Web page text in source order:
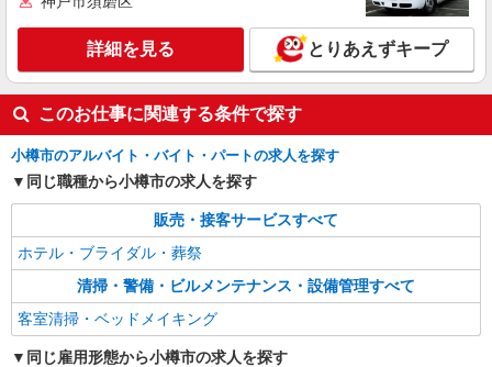
詳細を見る とりあえずキープ
このお仕事に関連する条件で探す
小樽市のアルバイト・バイト・パートの求人を探す
同じ職種から小樽市の求人を探す
販売・接客サービスすべて
ホテル・ブライダル・葬祭
清掃・警備・ビルメンテナンス・設備管理すべて
客室清掃・ベッドメイキング
同じ雇用形態から小樽市の求人を探す